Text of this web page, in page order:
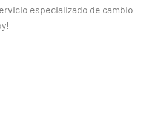
especializado de cambio